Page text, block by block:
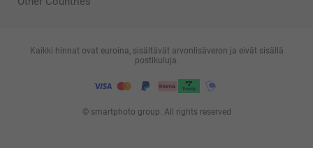
© smartphoto group. All rights reserved
Kaikki hinnat ovat euroina, sisältävät arvonlisäveron ja eivät sisällä
postikuluja.